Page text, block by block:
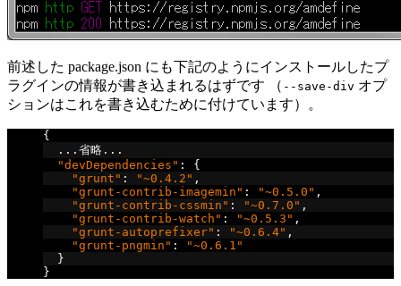
前述した package.json にも下記のようにインストールしたプ
ラグインの情報が書き込まれるはずです （ --save-div オプ
ションはこれを書き込むために付けています）。
{
...省略...
"devDependencies" :
{
"grunt" : "~0.4.2" ,
"grunt-contrib-imagemin" : "~0.5.0" ,
"grunt-contrib-cssmin" : "~0.7.0" ,
"grunt-contrib-watch" : "~0.5.3" ,
"grunt-autoprefixer" : "~0.6.4" ,
"grunt-pngmin" :
"~0.6.1"
}
}